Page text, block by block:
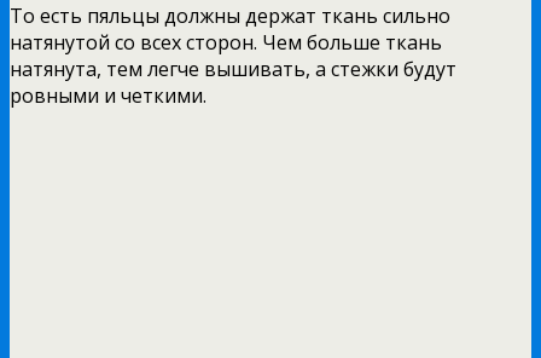
То есть пяльцы должны держат ткань сильно
натянутой со всех сторон. Чем больше ткань
натянута, тем легче вышивать, а стежки будут
ровными и четкими.